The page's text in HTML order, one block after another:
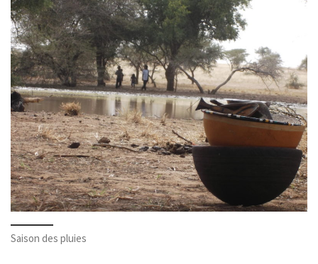
Saison des pluies